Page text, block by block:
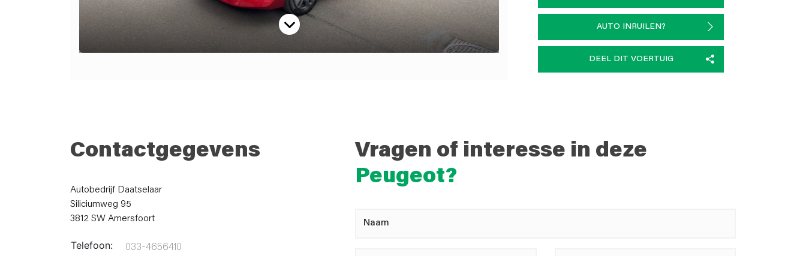
AUTO INRUILEN?
DEEL DIT VOERTUIG
Contactgegevens
Autobedrijf Daatselaar
Siliciumweg 95
3812 SW Amersfoort
Telefoon: 033-4656410
Vragen of interesse in deze
Peugeot?